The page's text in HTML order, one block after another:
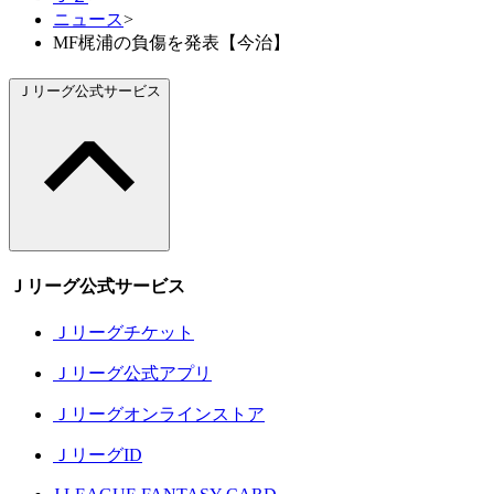
ニュース>
MF梶浦の負傷を発表【今治】
Ｊリーグ公式サービス
Ｊリーグ公式サービス
Ｊリーグチケット
Ｊリーグ公式アプリ
Ｊリーグオンラインストア
ＪリーグID